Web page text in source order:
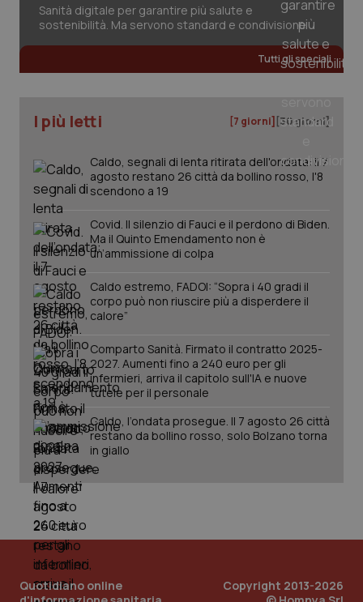
Sanità digitale per garantire più salute e
sostenibilità. Ma servono standard e condivisione
Tutti gli speciali
I più letti [7 giorni] [30 giorni]
Caldo, segnali di lenta ritirata dell'ondata: il 7
agosto restano 26 città da bollino rosso, l'8
scendono a 19
Covid. Il silenzio di Fauci e il perdono di Biden.
Ma il Quinto Emendamento non è
un’ammissione di colpa
Caldo estremo, FADOI: “Sopra i 40 gradi il
corpo può non riuscire più a disperdere il
calore”
Comparto Sanità. Firmato il contratto 2025-
2027. Aumenti fino a 240 euro per gli
infermieri, arriva il capitolo sull'IA e nuove
tutele per il personale
Caldo, l’ondata prosegue. Il 7 agosto 26 città
restano da bollino rosso, solo Bolzano torna
in giallo
Quotidiano online
Copyright 2013-2026
tracking-sites-ironfish-
tracking-enable
www.quotidianosanita.it
session-id
_ga